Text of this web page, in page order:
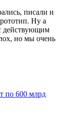
писали и
Ну а
действующим
но мы очень
по 600 млрд